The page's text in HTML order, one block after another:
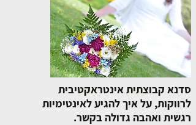
סדנא קבוצתית אינטראקטיבית
לרווקות, על איך להגיע לאינטימיות
רגשית ואהבה גדולה בקשר.